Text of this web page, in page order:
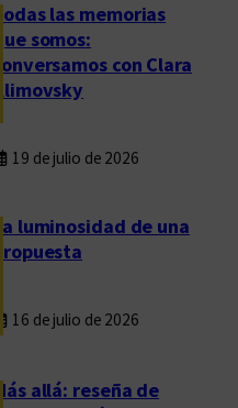
Todas las memorias
que somos:
conversamos con Clara
Klimovsky
19 de julio de 2026
La luminosidad de una
propuesta
16 de julio de 2026
Más allá: reseña de